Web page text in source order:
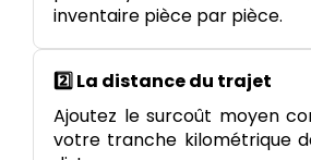
inventaire pièce par pièce.
2️⃣ La distance du trajet
Ajoutez le surcoût moyen
votre tranche kilométrique